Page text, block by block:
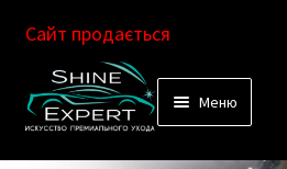
Перейти
к
Перейти
к
Сайт продається
Меню